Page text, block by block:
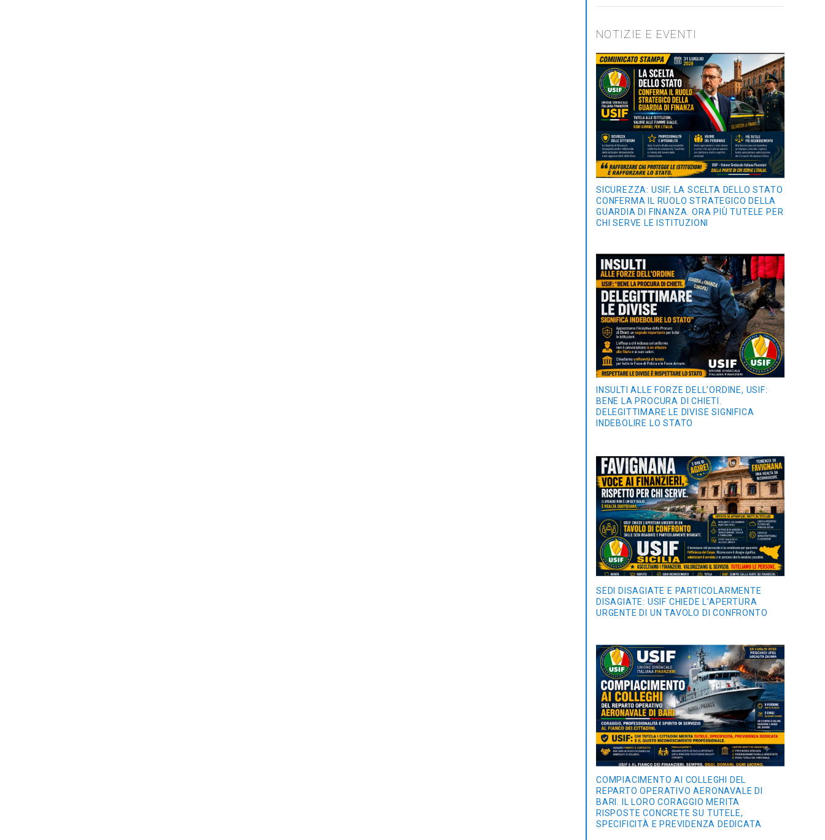
NOTIZIE E EVENTI
SICUREZZA: USIF, LA SCELTA DELLO STATO
CONFERMA IL RUOLO STRATEGICO DELLA
GUARDIA DI FINANZA. ORA PIÙ TUTELE PER
CHI SERVE LE ISTITUZIONI
INSULTI ALLE FORZE DELL’ORDINE, USIF:
BENE LA PROCURA DI CHIETI.
DELEGITTIMARE LE DIVISE SIGNIFICA
INDEBOLIRE LO STATO
SEDI DISAGIATE E PARTICOLARMENTE
DISAGIATE: USIF CHIEDE L’APERTURA
URGENTE DI UN TAVOLO DI CONFRONTO
COMPIACIMENTO AI COLLEGHI DEL
REPARTO OPERATIVO AERONAVALE DI
BARI. IL LORO CORAGGIO MERITA
RISPOSTE CONCRETE SU TUTELE,
SPECIFICITÀ E PREVIDENZA DEDICATA